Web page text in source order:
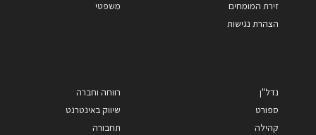
זירת המומחים
הצהרת נגישות
משפטי
נדל"ן
ספורט
קהילה
רווחה וחברה
שיווק באינטרנט
תחבורה